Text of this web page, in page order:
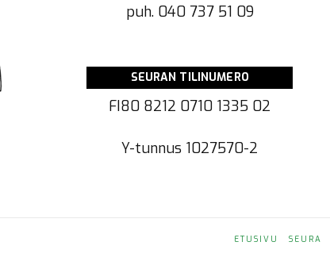
puh. 040 737 51 09
SEURAN TILINUMERO
FI80 8212 0710 1335 02
Y-tunnus 1027570-2
ETUSIVU SEURA